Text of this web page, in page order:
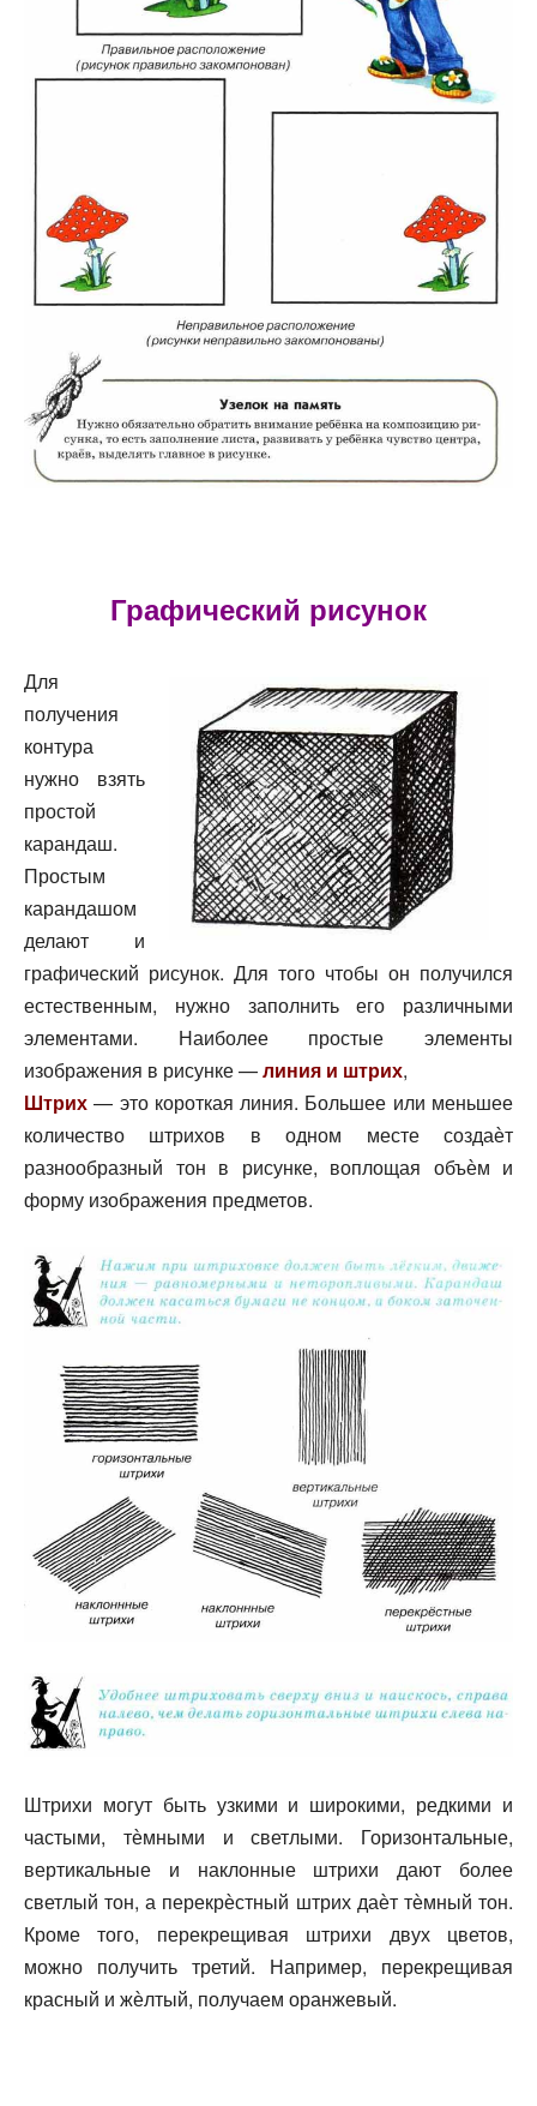
Графический рисунок
Для
получения
контура
нужно взять
простой
карандаш.
Простым
карандашом
делают и
графический рисунок. Для того чтобы он получился
естественным, нужно заполнить его различными
элементами. Наиболее простые элементы
изображения в рисунке —линия и штрих,
Штрих — это короткая линия. Большее или меньшее
количество штрихов в одном месте создаѐт
разнообразный тон в рисунке, воплощая объѐм и
форму изображения предметов.
Штрихи могут быть узкими и широкими, редкими и
частыми, тѐмными и светлыми. Горизонтальные,
вертикальные и наклонные штрихи дают более
светлый тон, а перекрѐстный штрих даѐт тѐмный тон.
Кроме того, перекрещивая штрихи двух цветов,
можно получить третий. Например, перекрещивая
красный и жѐлтый, получаем оранжевый.